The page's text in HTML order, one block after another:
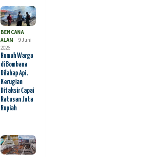
BENCANA
ALAM
9 Juni
2026
Rumah Warga
di Bombana
Dilahap Api,
Kerugian
Ditaksir Capai
Ratusan Juta
Rupiah